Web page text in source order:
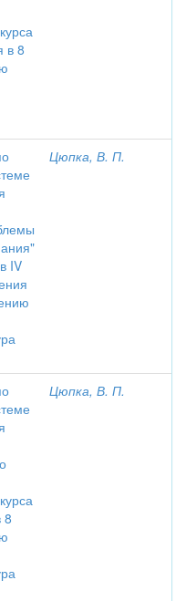
в 8
IV
Цюпка, В. П.
8
Цюпка, В. П.